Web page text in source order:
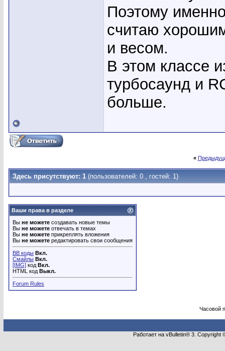
Поэтому
считаю
и весом.
В этом классе
турбосаунд и
больше.
«
Здесь присутствуют: 1 (пользователей: 0 , гостей: 1)
Ваши права в разделе
Вы не можете создавать новые темы
Вы не можете отвечать в темах
Вы не можете прикреплять вложения
Вы не можете редактировать свои сообщения
BB коды Вкл.
Смайлы Вкл.
[IMG] код Вкл.
HTML код Выкл.
Forum Rules
Часовой
Работает на vBulletin® 3.